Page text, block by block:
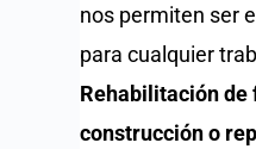
nos permiten ser
para cualquier
Rehabilitación de
construcción o